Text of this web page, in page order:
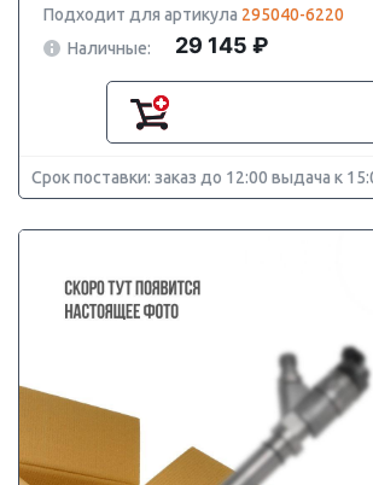
Подходит для артикула 295040-6220
Наличные:
29 145 ₽
Срок поставки: заказ до 12:00 выдача к